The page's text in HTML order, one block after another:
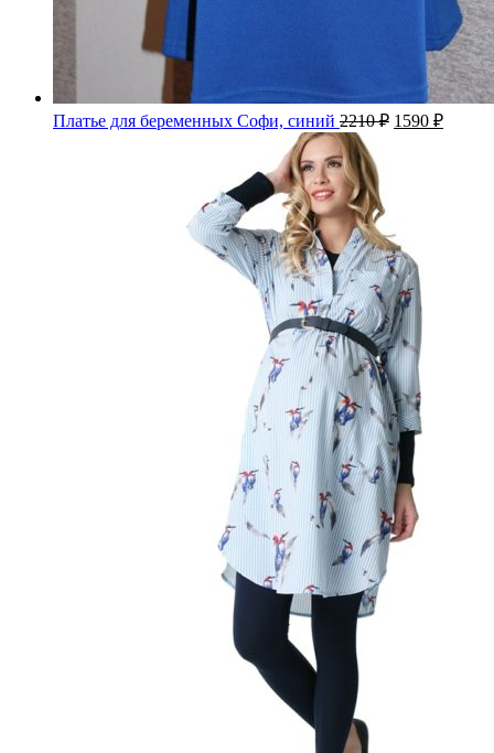
Платье для беременных Софи, синий 2210₽ 1590 ₽